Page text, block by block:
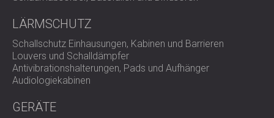
LÄRMSCHUTZ
Schallschutz Einhausungen, Kabinen und Barrieren
Louvers und Schalldämpfer
Antivibrationshalterungen, Pads und Aufhänger
Audiologiekabinen
GERÄTE